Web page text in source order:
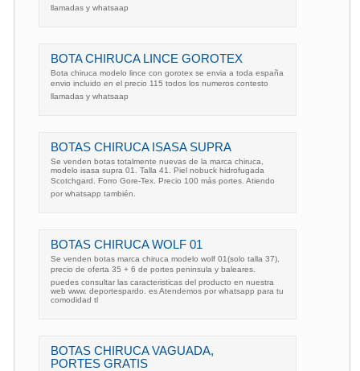
llamadas y whatsaap
BOTA CHIRUCA LINCE GOROTEX
Bota chiruca modelo lince con gorotex se envia a toda españa
envio incluido en el precio 115 todos los numeros contesto
llamadas y whatsaap
BOTAS CHIRUCA ISASA SUPRA
Se venden botas totalmente nuevas de la marca chiruca,
modelo isasa supra 01. Talla 41. Piel nobuck hidrofugada
Scotchgard. Forro Gore-Tex. Precio 100 más portes. Atiendo
por whatsapp también.
BOTAS CHIRUCA WOLF 01
Se venden botas marca chiruca modelo wolf 01(solo talla 37),
precio de oferta 35 + 6 de portes peninsula y baleares.
puedes consultar las caracteristicas del producto en nuestra
web www. deportespardo. es Atendemos por whatsapp para tu
comodidad tl
BOTAS CHIRUCA VAGUADA,
PORTES GRATIS